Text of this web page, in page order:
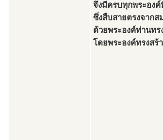
จึงมีครบทุกพระอง
ซึ่งสืบสายตรงจากส
ด้วยพระองค์ท่านท
โดยพระองค์ทรงสร้